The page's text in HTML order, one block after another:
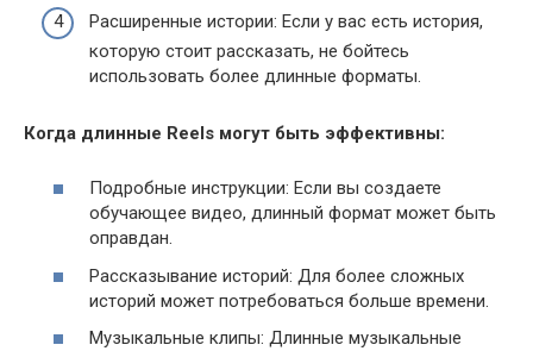
Расширенные истории: Если у вас есть история,
которую стоит рассказать, не бойтесь
использовать более длинные форматы.
Когда длинные Reels могут быть эффективны:
Подробные инструкции: Если вы создаете
обучающее видео, длинный формат может быть
оправдан.
Рассказывание историй: Для более сложных
историй может потребоваться больше времени.
Музыкальные клипы: Длинные музыкальные